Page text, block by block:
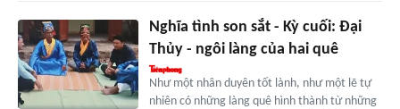
Nghĩa tình son sắt - Kỳ cuối: Đại
Thủy - ngôi làng của hai quê
Như một nhân duyên tốt lành, như một lẽ tự
nhiên có những làng quê hình thành từ những